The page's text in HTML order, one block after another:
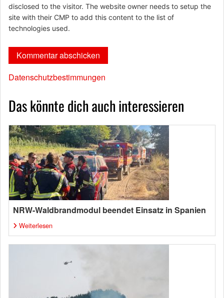
disclosed to the visitor. The website owner needs to setup the
site with their CMP to add this content to the list of
technologies used.
Datenschutzbestimmungen
Das könnte dich auch interessieren
NRW-Waldbrandmodul beendet Einsatz in Spanien
Weiterlesen